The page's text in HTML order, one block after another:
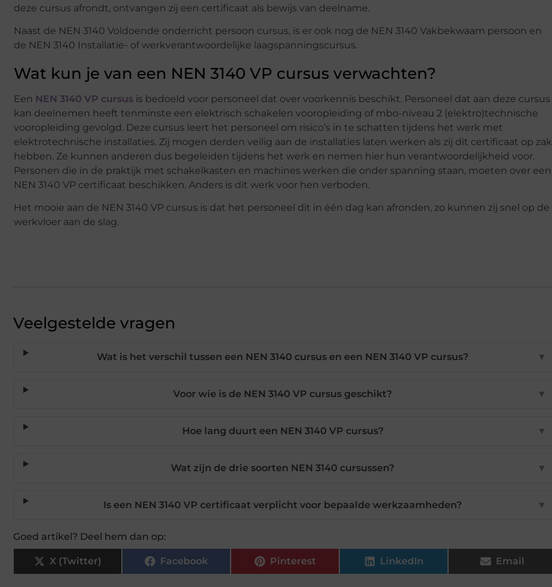
deze cursus afrondt, ontvangen zij een certificaat als bewijs van deelname.
Naast de NEN 3140 Voldoende onderricht persoon cursus, is er ook nog de NEN 3140 Vakbekwaam persoon en
de NEN 3140 Installatie- of werkverantwoordelijke laagspanningscursus.
Wat kun je van een NEN 3140 VP cursus verwachten?
Een NEN 3140 VP cursus is bedoeld voor personeel dat over voorkennis beschikt. Personeel dat aan deze cursus
kan deelnemen heeft tenminste een elektrisch schakelen vooropleiding of mbo-niveau 2 (elektro)technische
vooropleiding gevolgd. Deze cursus leert het personeel om risico’s in te schatten tijdens het werk met
elektrotechnische installaties. Zij mogen derden veilig aan de installaties laten werken als zij dit certificaat op zak
hebben. Ze kunnen anderen dus begeleiden tijdens het werk en nemen hier hun verantwoordelijkheid voor.
Personen die in de praktijk met schakelkasten en machines werken die onder spanning staan, moeten over een
NEN 3140 VP certificaat beschikken. Anders is dit werk voor hen verboden.
Het mooie aan de NEN 3140 VP cursus is dat het personeel dit in één dag kan afronden, zo kunnen zij snel op de
werkvloer aan de slag.
Veelgestelde vragen
Wat is het verschil tussen een NEN 3140 cursus en een NEN 3140 VP cursus? ▼
Voor wie is de NEN 3140 VP cursus geschikt? ▼
Hoe lang duurt een NEN 3140 VP cursus? ▼
Wat zijn de drie soorten NEN 3140 cursussen? ▼
Is een NEN 3140 VP certificaat verplicht voor bepaalde werkzaamheden? ▼
Goed artikel? Deel hem dan op:
X (Twitter) Facebook Pinterest LinkedIn Email